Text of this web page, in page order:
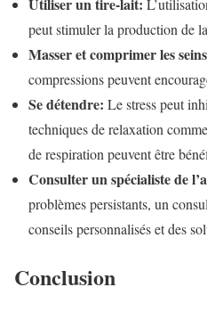
peut stimuler la production de
Masser et comprimer les
compressions peuvent
Se détendre: Le stress peut
techniques de relaxation
de respiration peuvent être
Consulter un spécialiste de
problèmes persistants, un
conseils personnalisés et des
Conclusion